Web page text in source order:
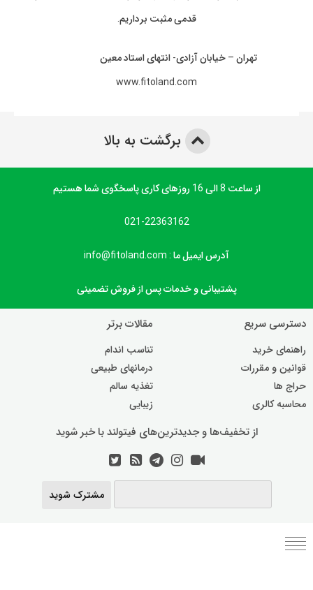
قدمی مثبت برداریم.
تهران – خیابان آزادی- انتهای استاد معین
www.fitoland.com
برگشت به بالا
از ساعت 8 الی 16 روزهای کاری پاسخگوی شما هستیم
021-22363162
آدرس ایمیل ما : info@fitoland.com
پشتیبانی و خدمات پس از فروش تضمینی
دسترسی سریع
راهنمای خرید
قوانین و مقررات
حراج ها
محاسبه کالری
مقالات برتر
تناسب اندام
درمانهای طبیعی
تغذیه سالم
زیبایی
از تخفیف‌ها و جدیدترین‌های فیتولند با خبر شوید
مشترک شوید